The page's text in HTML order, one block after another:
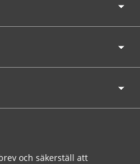
och säkerställ att